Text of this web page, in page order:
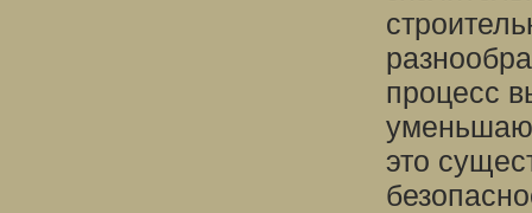
процесс
это